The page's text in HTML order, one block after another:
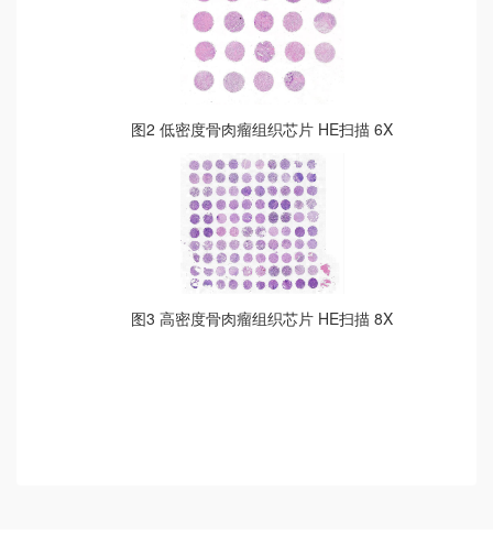
图2 低密度骨肉瘤组织芯片 HE扫描 6X
图3 高密度骨肉瘤组织芯片 HE扫描 8X